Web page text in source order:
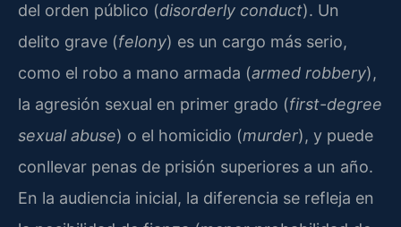
del orden público (disorderly conduct). Un
delito grave (felony) es un cargo más serio,
como el robo a mano armada (armed robbery),
la agresión sexual en primer grado (first-degree
sexual abuse) o el homicidio (murder), y puede
conllevar penas de prisión superiores a un año.
En la audiencia inicial, la diferencia se refleja en